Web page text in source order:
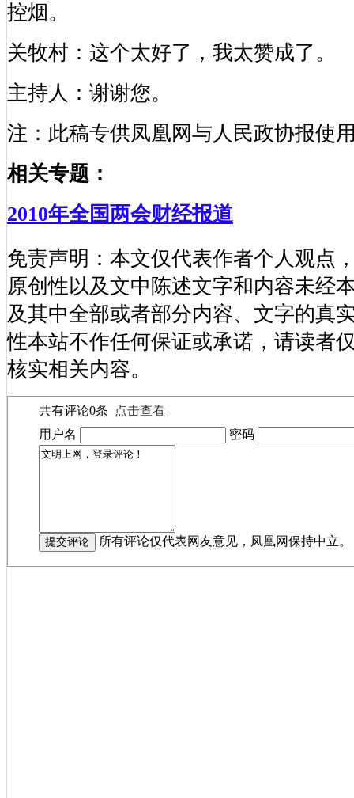
控烟。
关牧村：这个太好了，我太赞成了。
主持人：谢谢您。
注：此稿专供凤凰网与人民政协报使
相关专题：
2010年全国两会财经报道
免责声明：本文仅代表作者个人观点
原创性以及文中陈述文字和内容未经
及其中全部或者部分内容、文字的真
性本站不作任何保证或承诺，请读者
核实相关内容。
共有评论0条
点击查看
用户名
密码
所有评论仅代表网友意见，凤凰网保持中立。